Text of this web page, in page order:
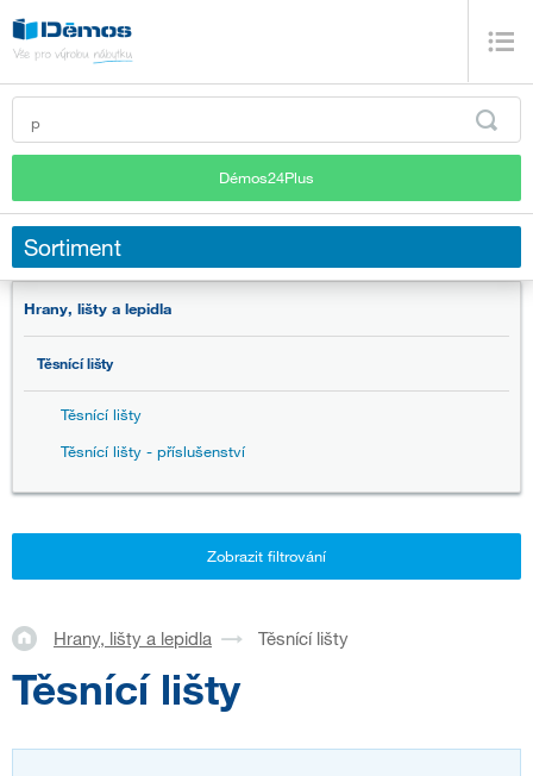
Démos24Plus
Sortiment
Hrany, lišty a lepidla
Těsnící lišty
Těsnící lišty
Těsnící lišty - příslušenství
Zobrazit filtrování
Hrany, lišty a lepidla Těsnící lišty
Těsnící lišty